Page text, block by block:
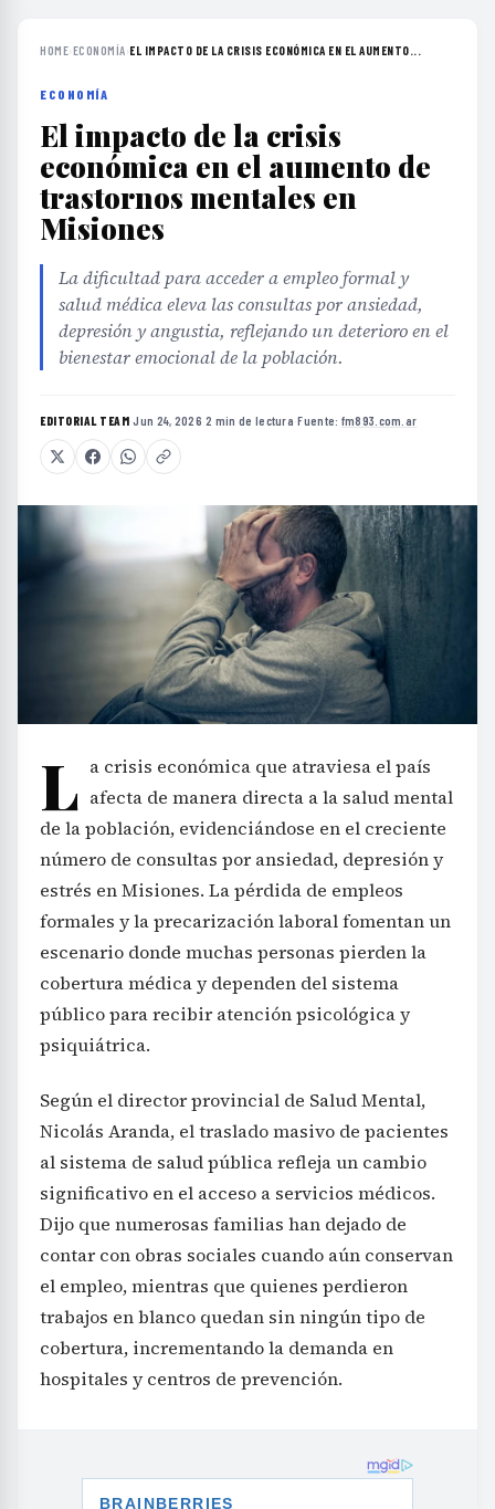
HOME›ECONOMÍA›EL IMPACTO DE LA CRISIS ECONÓMICA EN EL AUMENTO...
ECONOMÍA
El impacto de la crisis
económica en el aumento de
trastornos mentales en
Misiones
La dificultad para acceder a empleo formal y
salud médica eleva las consultas por ansiedad,
depresión y angustia, reflejando un deterioro en el
bienestar emocional de la población.
EDITORIAL TEAM·Jun 24, 2026·2 min de lectura·Fuente: fm893.com.ar
L a crisis económica que atraviesa el país
afecta de manera directa a la salud mental
de la población, evidenciándose en el creciente
número de consultas por ansiedad, depresión y
estrés en Misiones. La pérdida de empleos
formales y la precarización laboral fomentan un
escenario donde muchas personas pierden la
cobertura médica y dependen del sistema
público para recibir atención psicológica y
psiquiátrica.
Según el director provincial de Salud Mental,
Nicolás Aranda, el traslado masivo de pacientes
al sistema de salud pública refleja un cambio
significativo en el acceso a servicios médicos.
Dijo que numerosas familias han dejado de
contar con obras sociales cuando aún conservan
el empleo, mientras que quienes perdieron
trabajos en blanco quedan sin ningún tipo de
cobertura, incrementando la demanda en
hospitales y centros de prevención.